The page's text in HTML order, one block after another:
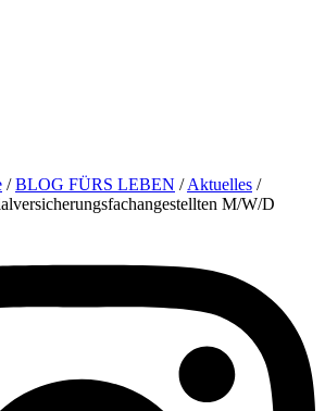
/BLOG FÜRS LEBEN /Aktuelles /
M/W/D